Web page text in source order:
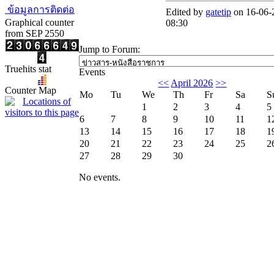
ข้อมูลการติดต่อ
Graphical counter
from SEP 2550
Truehits stat
Counter Map
Edited by gatetip on 16-06-
08:30
Jump to Forum:
Events
<< April 2026 >>
Mo
Tu We Th Fr Sa
1
2 3 4
5
6
7 8 9 10 11
13
14 15 16 17 18
20
21 22 23 24 25
27
28 29 30
No events.